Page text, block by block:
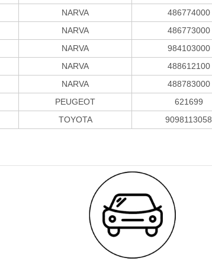
NARVA
486774000
NARVA
486773000
NARVA
984103000
NARVA
488612100
NARVA
488783000
PEUGEOT
621699
TOYOTA
9098113058